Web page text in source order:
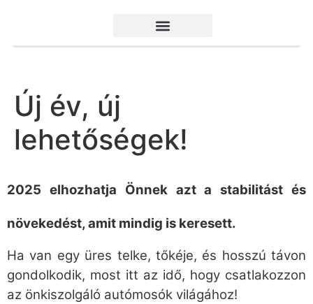
Új év, új
lehetőségek!
2025 elhozhatja Önnek azt a stabilitást és
növekedést, amit mindig is keresett.
Ha van egy üres telke, tőkéje, és hosszú távon
gondolkodik, most itt az idő, hogy csatlakozzon
az önkiszolgáló autómosók világához!